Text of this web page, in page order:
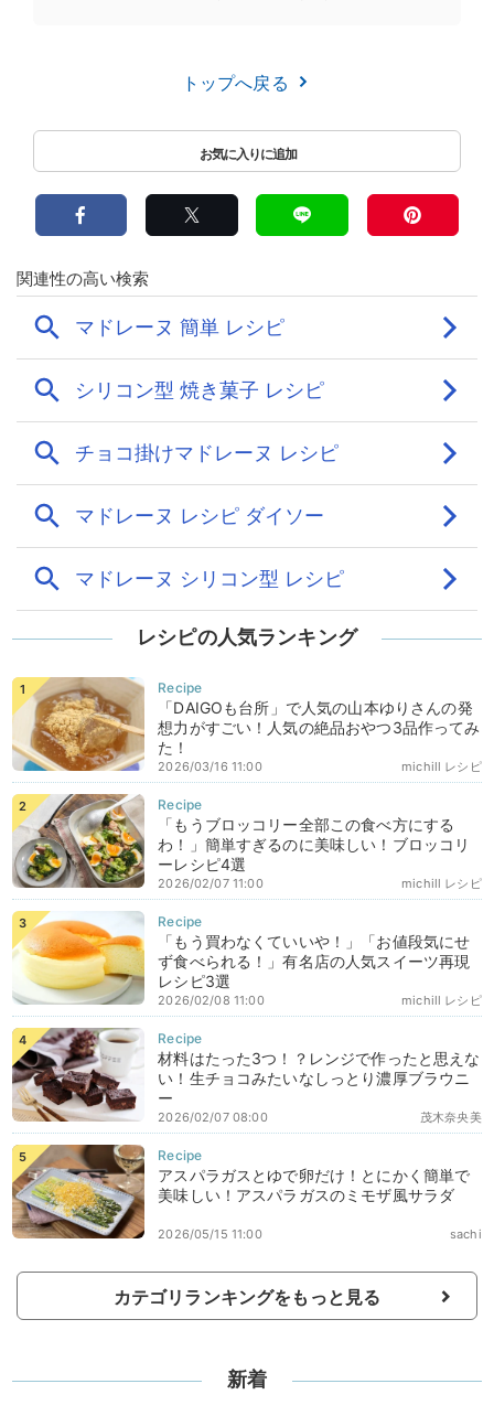
トップへ戻る
レシピの人気ランキング
「DAIGOも台所」で人気の山本ゆりさんの発
想力がすごい！人気の絶品おやつ3品作ってみ
た！
michill レシピ
2026/03/16 11:00
「もうブロッコリー全部この食べ方にする
わ！」簡単すぎるのに美味しい！ブロッコリ
ーレシピ4選
michill レシピ
2026/02/07 11:00
「もう買わなくていいや！」「お値段気にせ
ず食べられる！」有名店の人気スイーツ再現
レシピ3選
michill レシピ
2026/02/08 11:00
材料はたった3つ！？レンジで作ったと思えな
い！生チョコみたいなしっとり濃厚ブラウニ
ー
茂木奈央美
2026/02/07 08:00
アスパラガスとゆで卵だけ！とにかく簡単で
美味しい！アスパラガスのミモザ風サラダ
sachi
2026/05/15 11:00
カテゴリランキングをもっと見る
新着